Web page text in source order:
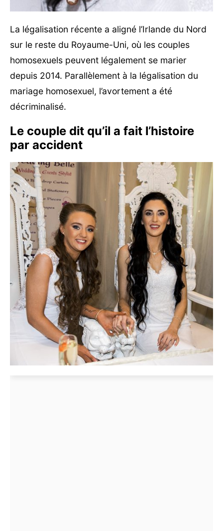
La légalisation récente a aligné l’Irlande du Nord
sur le reste du Royaume-Uni, où les couples
homosexuels peuvent légalement se marier
depuis 2014. Parallèlement à la légalisation du
mariage homosexuel, l’avortement a été
décriminalisé.
Le couple dit qu’il a fait l’histoire
par accident